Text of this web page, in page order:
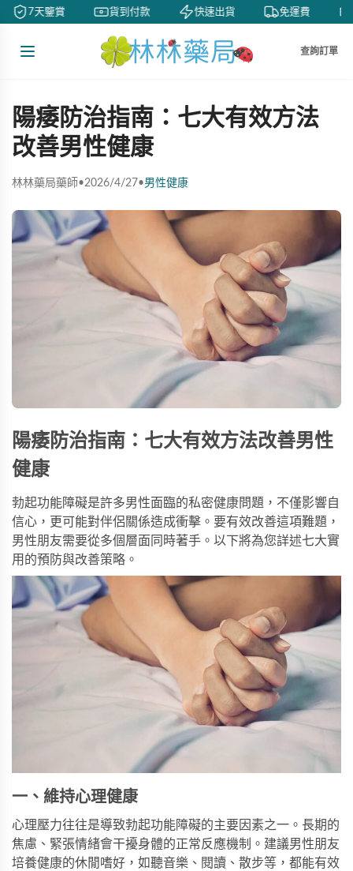
7天鑒賞 貨到付款 快速出貨 免運費
查詢訂單
陽痿防治指南：七大有效方法
改善男性健康
林林藥局藥師•2026/4/27•男性健康
陽痿防治指南：七大有效方法改善男性
健康
勃起功能障礙是許多男性面臨的私密健康問題，不僅影響自
信心，更可能對伴侶關係造成衝擊。要有效改善這項難題，
男性朋友需要從多個層面同時著手。以下將為您詳述七大實
用的預防與改善策略。
一、維持心理健康
心理壓力往往是導致勃起功能障礙的主要因素之一。長期的
焦慮、緊張情緒會干擾身體的正常反應機制。建議男性朋友
培養健康的休閒嗜好，如聽音樂、閱讀、散步等，都能有效